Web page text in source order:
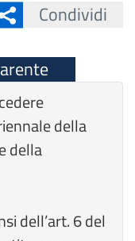
Condividi
della
della
dell’art. 6 del